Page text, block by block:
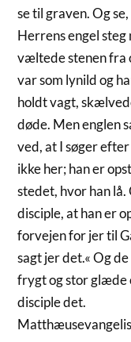
se til graven. Og
Herrens engel
væltede stenen fra
var som lynild og
holdt vagt,
døde. Men englen
ved, at I søger
ikke her; han er
stedet, hvor han lå.
disciple, at han er
forvejen for jer til
sagt jer det.« Og
frygt og stor glæde
disciple det.